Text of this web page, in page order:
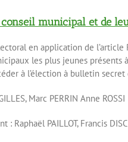
municipal et de
en application de
les plus jeunes présents
à l’élection à bulletin
Marc PERRIN Anne ROSSI
Raphaël PAILLOT, Francis